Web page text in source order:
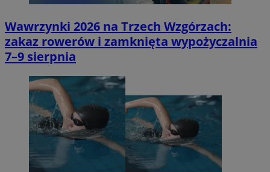
Wawrzynki 2026 na Trzech Wzgórzach:
zakaz rowerów i zamknięta wypożyczalnia
7–9 sierpnia